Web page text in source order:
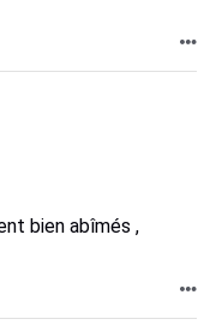
bien abîmés ,